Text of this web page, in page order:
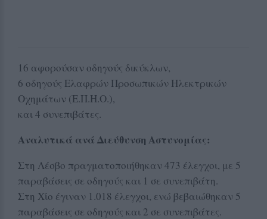
16 αφορούσαν οδηγούς δικύκλων,
6 οδηγούς Ελαφρών Προσωπικών Ηλεκτρικών
Οχημάτων (Ε.Π.Η.Ο.),
και 4 συνεπιβάτες.
Αναλυτικά ανά Διεύθυνση Αστυνομίας:
Στη Λέσβο πραγματοποιήθηκαν 473 έλεγχοι, με 5
παραβάσεις σε οδηγούς και 1 σε συνεπιβάτη.
Στη Χίο έγιναν 1.018 έλεγχοι, ενώ βεβαιώθηκαν 5
παραβάσεις σε οδηγούς και 2 σε συνεπιβάτες.